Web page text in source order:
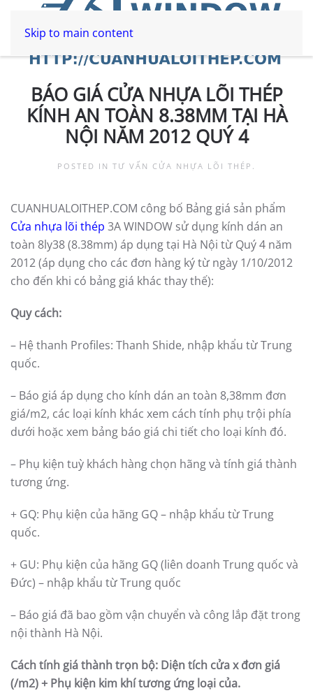
Skip to main content
BÁO GIÁ CỬA NHỰA LÕI THÉP
KÍNH AN TOÀN 8.38MM TẠI HÀ
NỘI NĂM 2012 QUÝ 4
POSTED IN TƯ VẤN CỬA NHỰA LÕI THÉP .
CUANHUALOITHEP.COM công bố Bảng giá sản phẩm
Cửa nhựa lõi thép 3A WINDOW sử dụng kính dán an
toàn 8ly38 (8.38mm) áp dụng tại Hà Nội từ Quý 4 năm
2012 (áp dụng cho các đơn hàng ký từ ngày 1/10/2012
cho đến khi có bảng giá khác thay thế):
Quy cách:
– Hệ thanh Profiles: Thanh Shide, nhập khẩu từ Trung
quốc.
– Báo giá áp dụng cho kính dán an toàn 8,38mm đơn
giá/m2, các loại kính khác xem cách tính phụ trội phía
dưới hoặc xem bảng báo giá chi tiết cho loại kính đó.
– Phụ kiện tuỳ khách hàng chọn hãng và tính giá thành
tương ứng.
+ GQ: Phụ kiện của hãng GQ – nhập khẩu từ Trung
quốc.
+ GU: Phụ kiện của hãng GQ (liên doanh Trung quốc và
Đức) – nhập khẩu từ Trung quốc
– Báo giá đã bao gồm vận chuyển và công lắp đặt trong
nội thành Hà Nội.
Cách tính giá thành trọn bộ: Diện tích cửa x đơn giá
(/m2) + Phụ kiện kim khí tương ứng loại của.